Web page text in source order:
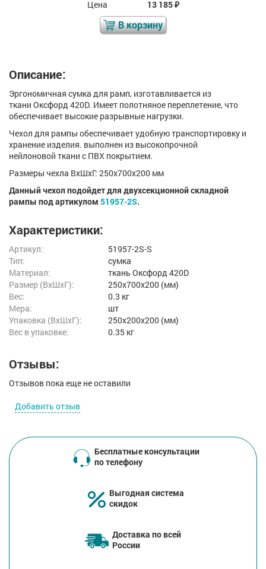
Цена
13 185₽
В корзину
Описание:
Эргономичная сумка для рамп, изготавливается из
ткани Оксфорд 420D. Имеет полотняное переплетение, что
обеспечивает высокие разрывные нагрузки.
Чехол для рампы обеспечивает удобную транспортировку и
хранение изделия. выполнен из высокопрочной
нейлоновой ткани с ПВХ покрытием.
Размеры чехла ВxШxГ: 250х700х200 мм
Данный чехол подойдет для двухсекционной складной
рампы под артикулом 51957-2S.
Характеристики:
Артикул:
51957-2S-S
Тип:
сумка
Материал:
ткань Оксфорд 420D
Размер (ВxШxГ):
250x700x200 (мм)
Вес:
0.3 кг
Мера:
шт
Упаковка (ВхШхГ):
250x200x200 (мм)
Вес в упаковке:
0.35 кг
Отзывы:
Отзывов пока еще не оставили
Добавить отзыв
Бесплатные консультации
по телефону
Выгодная система
скидок
Доставка по всей
России